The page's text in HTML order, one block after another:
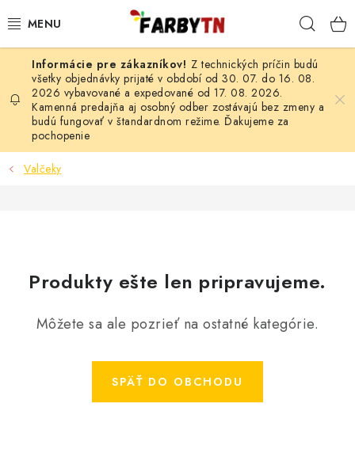
na
FARBY A LAKY
STAVEBNÁ CHÉMIA
MALIARSKE POTREBY
AUTO-MOTO
AKCIA
Z technických príčin budú
všetky objednávky prijaté v období od 30. 07. do 16. 08.
2026 vybavované a expedované od 17. 08. 2026.
Kamenná predajňa aj osobný odber zostávajú bez zmeny a
budú fungovať v štandardnom režime. Ďakujeme za
pochopenie
Valčeky
Produkty ešte len pripravujeme.
Môžete sa ale pozrieť na ostatné kategórie.
SPÄŤ DO OBCHODU